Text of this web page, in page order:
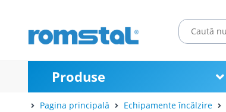
Produse
Pagina principală Echipamente încălzire